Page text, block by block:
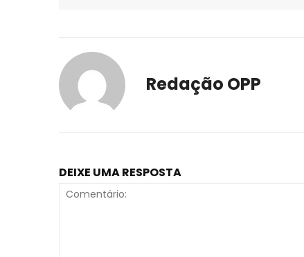
Redação OPP
DEIXE UMA RESPOSTA